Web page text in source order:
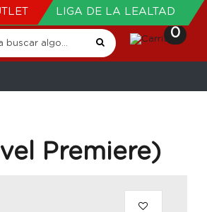
LIGA DE LA LEALTAD
0
Premiere)